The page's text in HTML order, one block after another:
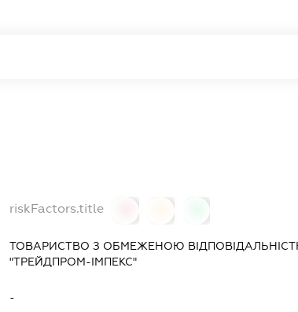
riskFactors.title
ТОВАРИСТВО З ОБМЕЖЕНОЮ
"ТРЕЙДПРОМ-ІМПЕКС"
-